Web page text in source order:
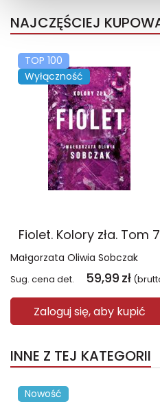
NAJCZĘŚCIEJ
TOP 100
Wyłączność
Fiolet. Kolory zła. Tom 7
Małgorzata Oliwia Sobczak
Sug. cena det. 59,99 zł
Zaloguj się, aby kupić
INNE Z TEJ KATEGORII
Nowość